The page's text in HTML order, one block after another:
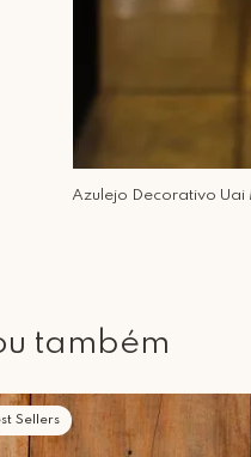
Azulejo Decorativo Uai
também
Sellers